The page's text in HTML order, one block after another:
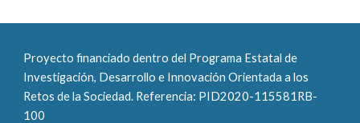
Proyecto financiado dentro del Programa Estatal de
Investigación, Desarrollo e Innovación Orientada a los
Retos de la Sociedad. Referencia: PID2020-115581RB-
100